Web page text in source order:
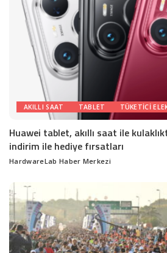
AKILLI SAAT TABLET TÜKETICI
Huawei tablet, akıllı saat ile
indirim ile hediye fırsatları
Posted
HardwareLab Haber Merkezi